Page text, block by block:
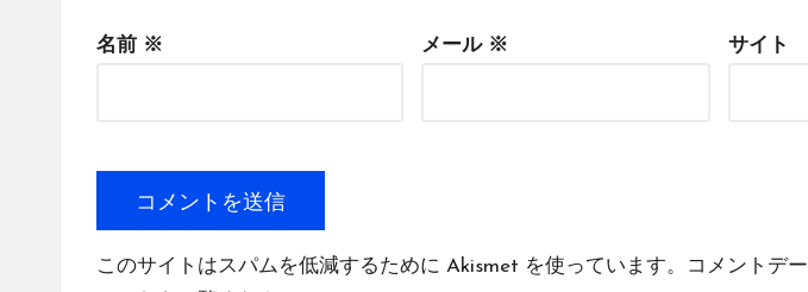
名前 ※ メール ※ サイト
このサイトはスパムを低減するために Akismet を使っています。
コメントデ